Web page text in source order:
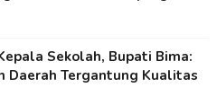
Sekolah, Bupati Bima:
Daerah Tergantung Kualitas